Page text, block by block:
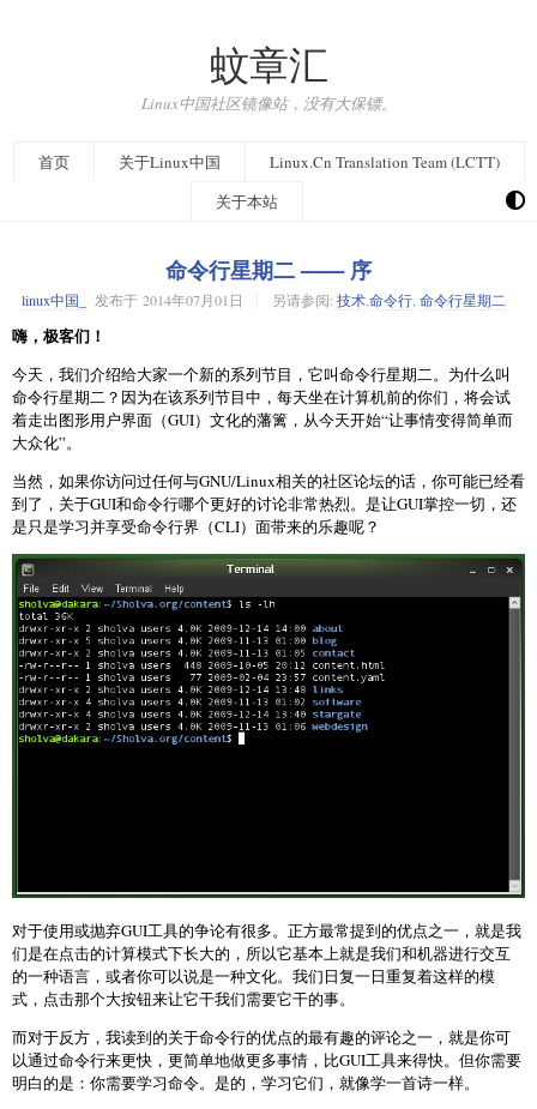
蚊章汇
Linux中国社区镜像站，没有大保镖。
首页 关于Linux中国
Linux.Cn Translation Team (LCTT)
关于本站
命令行星期二 —— 序
linux中国_ 发布于 2014年07月01日 另请参阅: 技术命令行 命令行星期二
嗨，极客们！
今天，我们介绍给大家一个新的系列节目，它叫命令行星期二。为什么叫
命令行星期二？因为在该系列节目中，每天坐在计算机前的你们，将会试
着走出图形用户界面（GUI）文化的藩篱，从今天开始“让事情变得简单而
大众化”。
当然，如果你访问过任何与GNU/Linux相关的社区论坛的话，你可能已经看
到了，关于GUI和命令行哪个更好的讨论非常热烈。是让GUI掌控一切，还
是只是学习并享受命令行界（CLI）面带来的乐趣呢？
对于使用或抛弃GUI工具的争论有很多。正方最常提到的优点之一，就是我
们是在点击的计算模式下长大的，所以它基本上就是我们和机器进行交互
的一种语言，或者你可以说是一种文化。我们日复一日重复着这样的模
式，点击那个大按钮来让它干我们需要它干的事。
而对于反方，我读到的关于命令行的优点的最有趣的评论之一，就是你可
以通过命令行来更快，更简单地做更多事情，比GUI工具来得快。但你需要
明白的是：你需要学习命令。是的，学习它们，就像学一首诗一样。